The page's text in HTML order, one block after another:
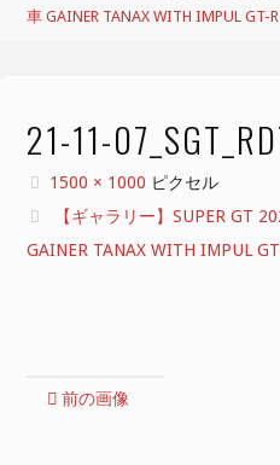
ー
車 GAINER TANAX WITH IMPUL GT-R
21-11-
フ
ル
サ
1500 × 1000 ピクセル
【ギャラリー】SUPER GT
GAINER TANAX WITH IMPUL
前の画像